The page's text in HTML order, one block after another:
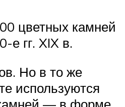
цветных камней
е гг. XIX в.
Но в то же
используются
— в форме